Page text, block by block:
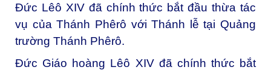
Đức Lêô XIV đã chính thức bắt đầu thừa tác
vụ của Thánh Phêrô với Thánh lễ tại Quảng
trường Thánh Phêrô.
Đức Giáo hoàng Lêô XIV đã chính thức bắt